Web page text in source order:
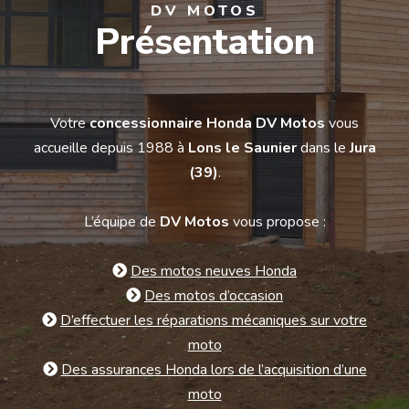
DV MOTOS
Présentation
Votreconcessionnaire Honda DV Motos vous
accueille depuis 1988 à Lons le Saunierdans leJura
(39).
L’équipe de DV Motos vous propose :
Des motos neuves Honda
Des motos d’occasion
D’effectuer les réparations mécaniques sur votre
moto
Des assurances Honda lors de l’acquisition d’une
moto